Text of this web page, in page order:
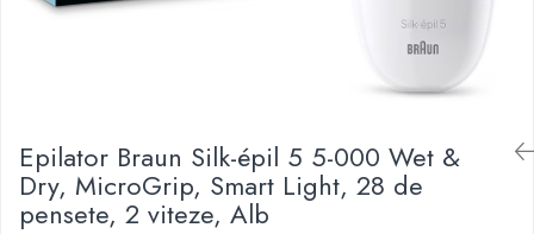
Uscatoare Rufe
Veioze si Lampi
Epilator Braun Silk-épil 5 5-000 Wet &
Dry, MicroGrip, Smart Light, 28 de
pensete, 2 viteze, Alb